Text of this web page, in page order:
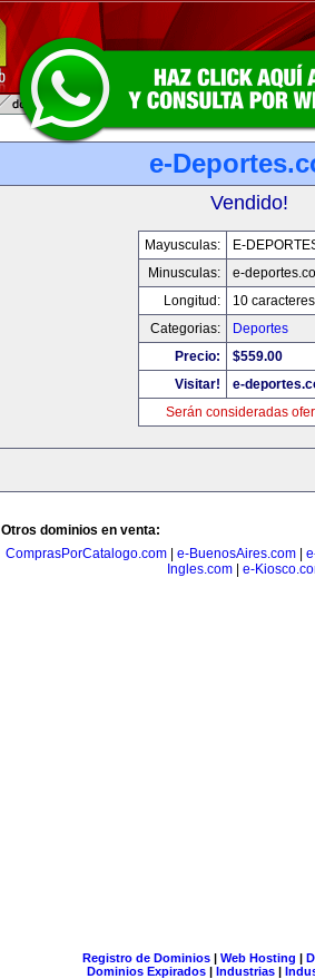
e-
Vendido!
Mayusculas:
E-
Minusculas:
e-
Longitud:
10 caracteres
Categorias:
Deportes
Precio:
$559.00
Visitar!
e-
Serán consideradas
Otros dominios en venta:
ComprasPorCatalogo.com| e-BuenosAires.com|
Ingles.com
e-
Registro de Dominios| Web Hosting |
Dominios Expirados | Industrias |